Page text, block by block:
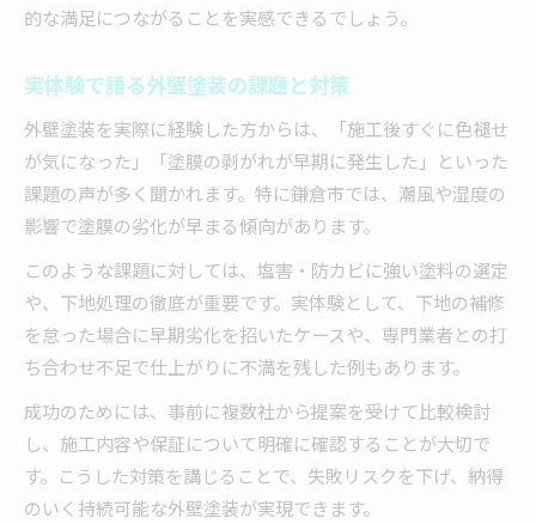
的な満足につながることを実感できるでしょう。
実体験で語る外壁塗装の課題と対策
外壁塗装を実際に経験した方からは、「施工後すぐに色褪せ
が気になった」「塗膜の剥がれが早期に発生した」といった
課題の声が多く聞かれます。特に鎌倉市では、潮風や湿度の
影響で塗膜の劣化が早まる傾向があります。
このような課題に対しては、塩害・防カビに強い塗料の選定
や、下地処理の徹底が重要です。実体験として、下地の補修
を怠った場合に早期劣化を招いたケースや、専門業者との打
ち合わせ不足で仕上がりに不満を残した例もあります。
成功のためには、事前に複数社から提案を受けて比較検討
し、施工内容や保証について明確に確認することが大切で
す。こうした対策を講じることで、失敗リスクを下げ、納得
のいく持続可能な外壁塗装が実現できます。